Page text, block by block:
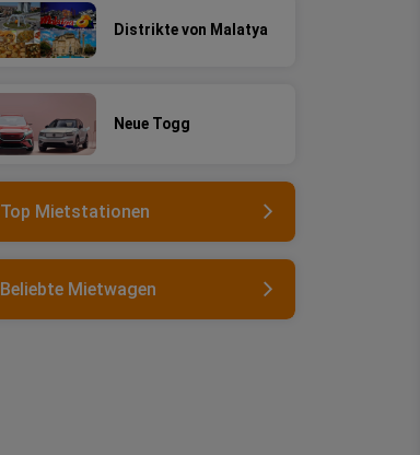
Distrikte von Malatya
Neue Togg
Top Mietstationen
Beliebte Mietwagen